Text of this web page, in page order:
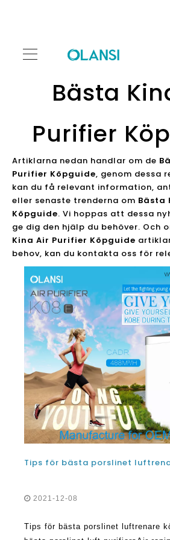
Bästa
Purifier
Artiklarna nedan handlar om de
Purifier Köpguide, genom dessa
kan du få relevant information,
eller senaste trenderna om Bästa
Köpguide. Vi hoppas att dessa
ge dig den hjälp du behöver. Och
Kina Air Purifier Köpguide
behov, kan du kontakta oss för
2021-12-08
Tips för bästa porslinet luftrenare